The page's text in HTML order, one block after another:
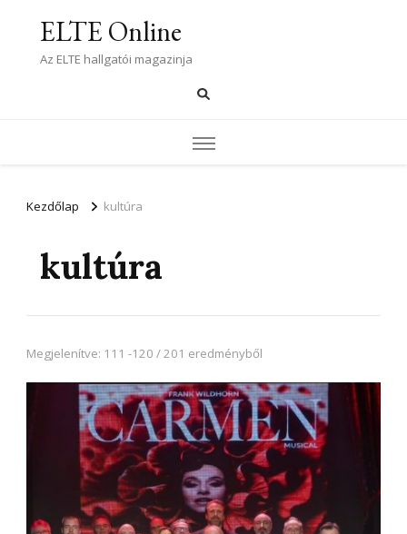
ELTE Online
Az ELTE hallgatói magazinja
Kezdőlap kultúra
kultúra
Megjelenítve: 111 -120 / 201 eredményből